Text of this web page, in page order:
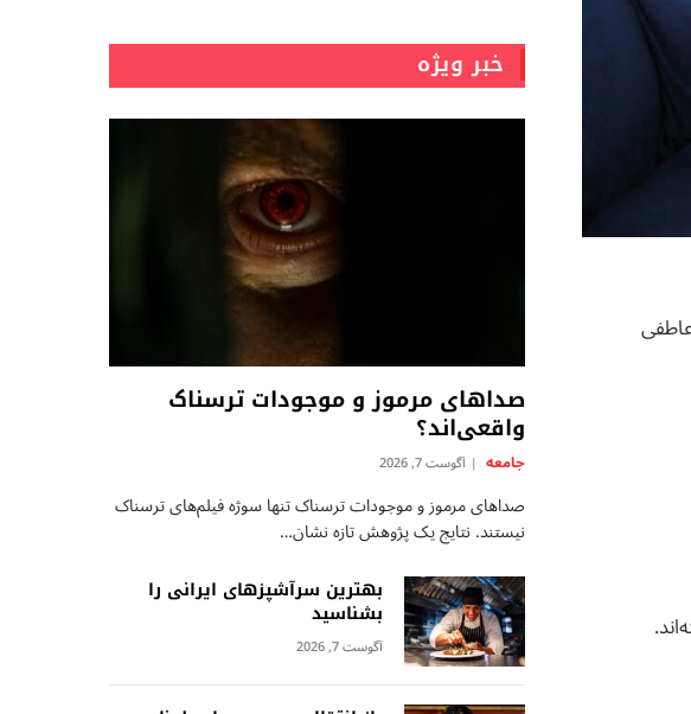
خبر ویژه
صداهای مرموز و موجودات ترسناک
واقعی‌اند؟
جامعه آگوست 7, 2026
صداهای مرموز و موجودات ترسناک تنها سوژه فیلم‌های ترسناک
نیستند. نتایج یک پژوهش تازه نشان…
بهترین سرآشپزهای ایرانی را
بشناسید
آگوست 7, 2026